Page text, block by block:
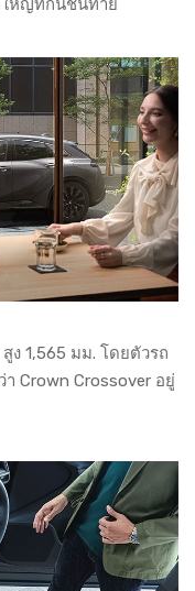
ใหญ่ที่กันชนท้าย
ง 1,565 มม. โดยตัวรถ
Crown Crossover อยู่